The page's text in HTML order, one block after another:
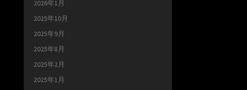
2026年1月
2025年10月
2025年9月
2025年8月
2025年2月
2025年1月